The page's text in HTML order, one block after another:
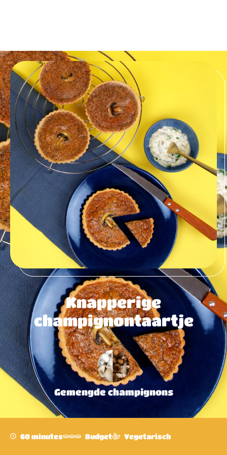
Knapperige
champignontaartje
Gemengde champignons
60 minutes Budget Vegetarisch